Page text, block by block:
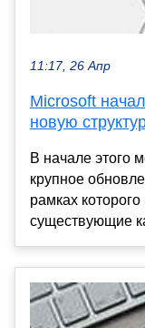
11:17, 26 Апр
Microsoft
новую
В начале этого
крупное
рамках
существующие